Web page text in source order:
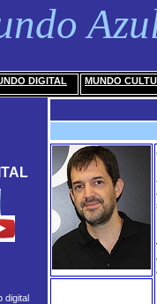
DIGITAL MUNDO
digital